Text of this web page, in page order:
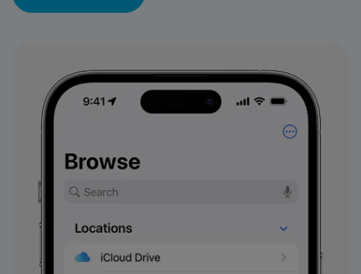
Recoverit Gratis
Recupera datos perdidos/eliminados gratis
Otros Productos
Repairit - Reparar Datos
UBackit - Respaldar Datos
VER TODAS LAS FUNCIONES
search